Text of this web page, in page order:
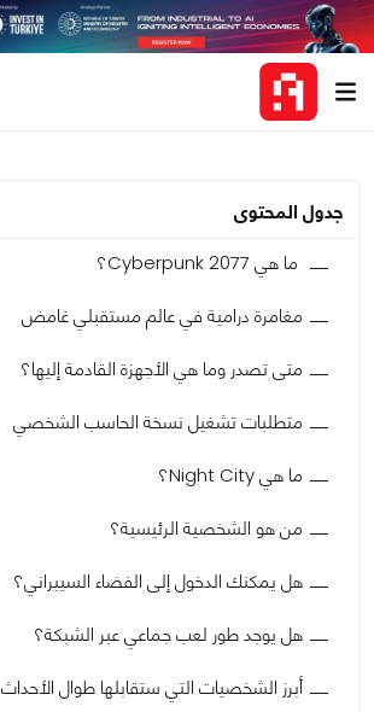
جدول المحتوى
ما هي Cyberpunk 2077؟
مغامرة درامية في عالم مستقبلي غامض
متى تصدر وما هي الأجهزة القادمة إليها؟
متطلبات تشغيل نسخة الحاسب الشخصي
ما هي Night City؟
من هو الشخصية الرئيسية؟
هل يمكنك الدخول إلى الفضاء السيبراني؟
هل يوجد طور لعب جماعي عبر الشبكة؟
أبرز الشخصيات التي ستقابلها طوال الأحداث